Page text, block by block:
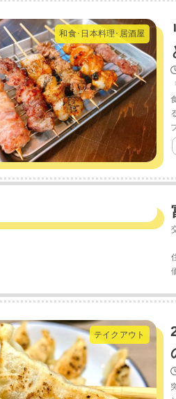
和食･日本料理･居酒屋
テイクアウト